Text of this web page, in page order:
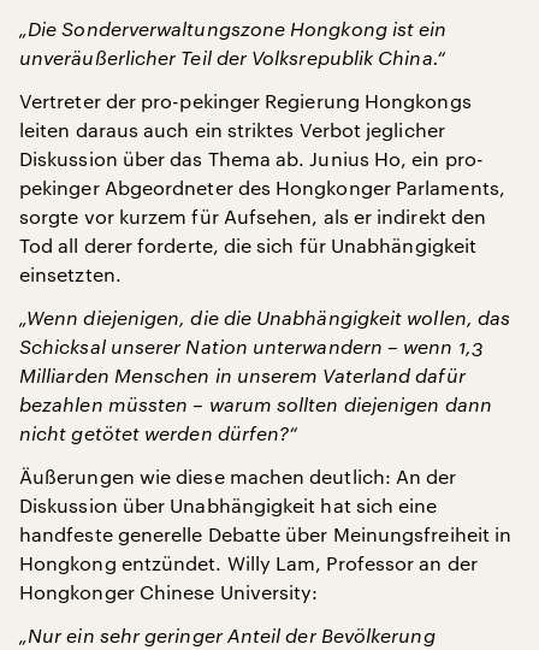
„Die Sonderverwaltungszone Hongkong ist ein
unveräußerlicher Teil der Volksrepublik China.“
Vertreter der pro-pekinger Regierung Hongkongs
leiten daraus auch ein striktes Verbot jeglicher
Diskussion über das Thema ab. Junius Ho, ein pro-
pekinger Abgeordneter des Hongkonger Parlaments,
sorgte vor kurzem für Aufsehen, als er indirekt den
Tod all derer forderte, die sich für Unabhängigkeit
einsetzten.
„Wenn diejenigen, die die Unabhängigkeit wollen, das
Schicksal unserer Nation unterwandern – wenn 1,3
Milliarden Menschen in unserem Vaterland dafür
bezahlen müssten – warum sollten diejenigen dann
nicht getötet werden dürfen?“
Äußerungen wie diese machen deutlich: An der
Diskussion über Unabhängigkeit hat sich eine
handfeste generelle Debatte über Meinungsfreiheit in
Hongkong entzündet. Willy Lam, Professor an der
Hongkonger Chinese University:
„Nur ein sehr geringer Anteil der Bevölkerung